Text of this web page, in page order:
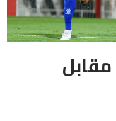
مقابل